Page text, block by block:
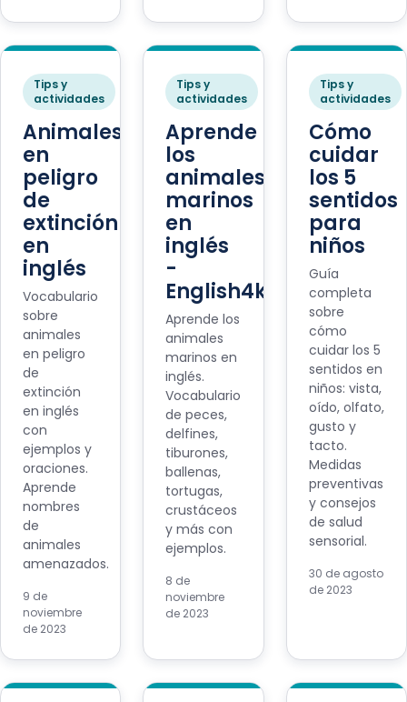
Tips y
actividades
Animales
en
peligro
de
extinción
en
inglés
Vocabulario
sobre
animales
en peligro
de
extinción
en inglés
con
ejemplos y
oraciones.
Aprende
nombres
de
animales
amenazados.
9 de
noviembre
de 2023
Tips y
actividades
Aprende
los
animales
marinos
en
inglés
-
English4kids
Aprende los
animales
marinos en
inglés.
Vocabulario
de peces,
delfines,
tiburones,
ballenas,
tortugas,
crustáceos
y más con
ejemplos.
8 de
noviembre
de 2023
Tips y
actividades
Cómo
cuidar
los 5
sentidos
para
niños
Guía
completa
sobre
cómo
cuidar los 5
sentidos en
niños: vista,
oído, olfato,
gusto y
tacto.
Medidas
preventivas
y consejos
de salud
sensorial.
30 de agosto
de 2023